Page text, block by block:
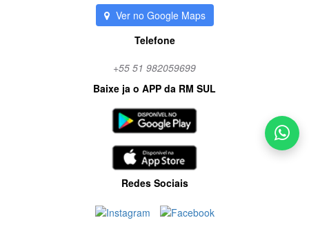
Ver no Google Maps
Telefone
+55 51 982059699
Baixe ja o APP da RM SUL
Redes Sociais